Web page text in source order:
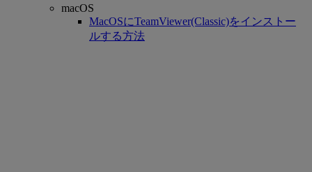
macOS
MacOSにTeamViewer(Classic)をインストー
ルする方法